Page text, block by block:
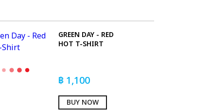
GREEN DAY - RED
HOT T-SHIRT
฿ 1,100
BUY NOW